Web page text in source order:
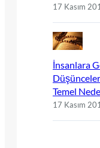
17 Kasım
İnsanlara
Temel
17 Kasım